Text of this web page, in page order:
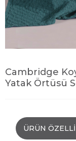
Cambridge
Yatak Örtüsü
ÜRÜN